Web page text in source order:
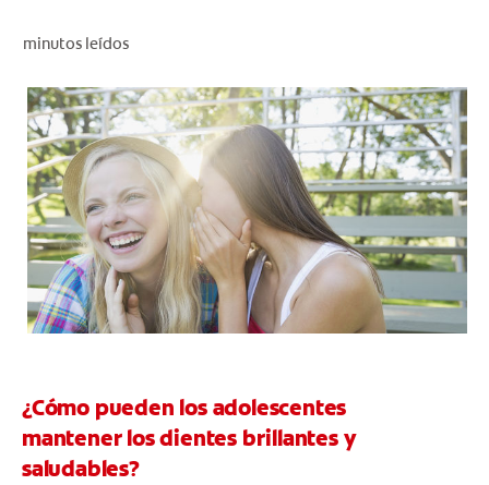
PARA PROFESIONALES
AR (ES)
SUSCRIBITE
minutos leídos
¿Cómo pueden los adolescentes
mantener los dientes brillantes y
saludables?